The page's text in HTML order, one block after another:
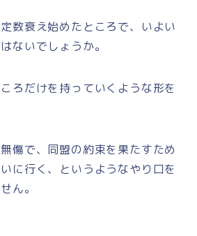
数衰え始めたところで、いよい
ないでしょうか。
ろだけを持っていくような形を
傷で、同盟の約束を果たすため
に行く、というようなやり口を
ん。